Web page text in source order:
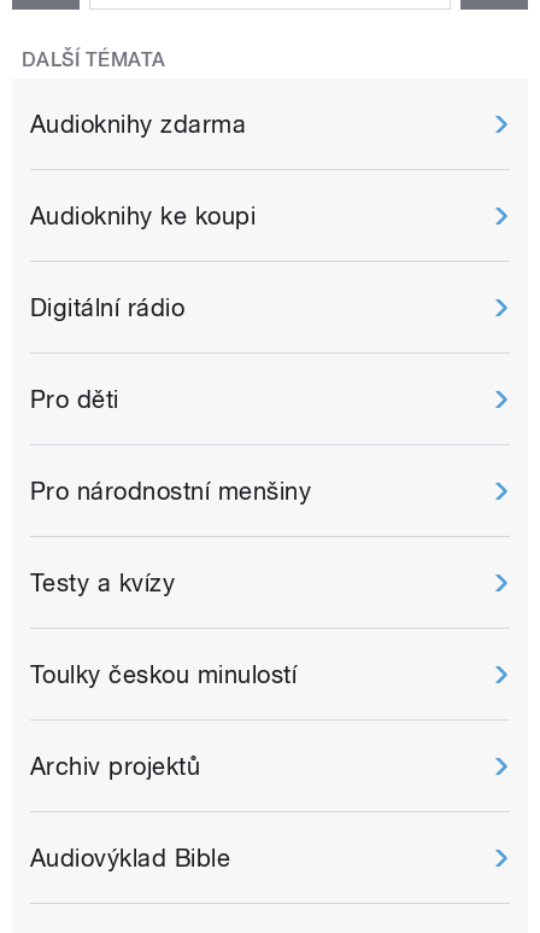
DALŠÍ TÉMATA
Audioknihy zdarma
Audioknihy ke koupi
Digitální rádio
Pro děti
Pro národnostní menšiny
Testy a kvízy
Toulky českou minulostí
Archiv projektů
Audiovýklad Bible